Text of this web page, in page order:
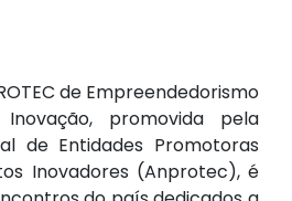
de Empreendedorismo
promovida pela
de Entidades Promotoras
Inovadores (Anprotec), é